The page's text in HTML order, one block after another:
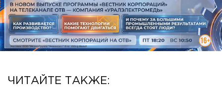
ЧИТАЙТЕ ТАКЖЕ: